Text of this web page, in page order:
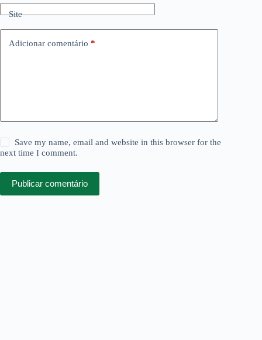
Site
Adicionar comentário *
Save my name, email and website in this browser for the
next time I comment.
Publicar comentário